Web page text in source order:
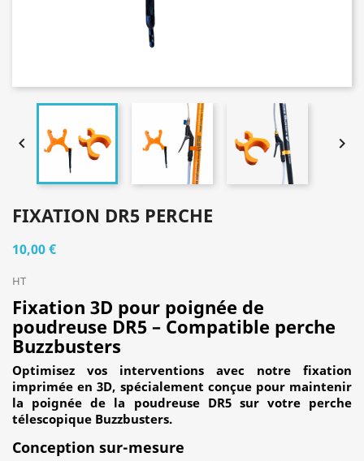
 
FIXATION DR5 PERCHE
10,00 €
HT
Fixation 3D pour poignée de
poudreuse DR5 – Compatible perche
Buzzbusters
Optimisez vos interventions avec notre fixation
imprimée en 3D, spécialement conçue pour maintenir
la poignée de la poudreuse DR5 sur votre perche
télescopique Buzzbusters.
Conception sur-mesure